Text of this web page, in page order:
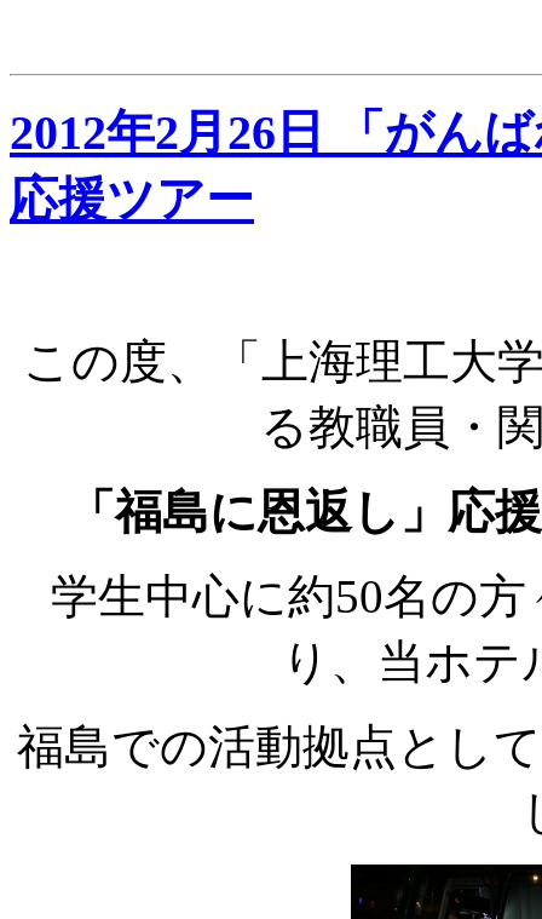
2012年2月26日 「がん
応援ツアー
この度、「上海理工大
る教職員・
「福島に恩返し」応
学生中心に約50名の
り、当ホ
福島での活動拠点とし